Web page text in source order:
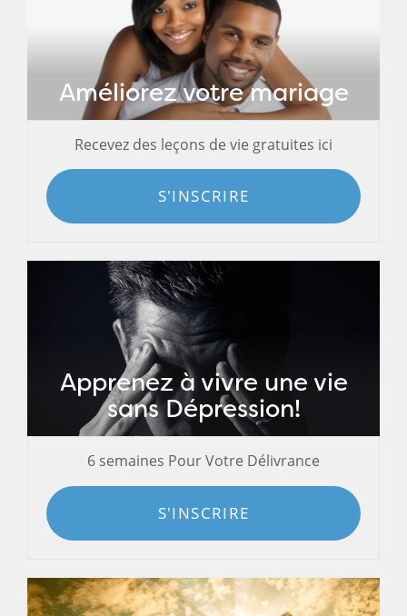
Améliorez votre mariage
Recevez des leçons de vie gratuites ici
S'INSCRIRE
Apprenez à vivre une vie
sans Dépression!
6 semaines Pour Votre Délivrance
S'INSCRIRE